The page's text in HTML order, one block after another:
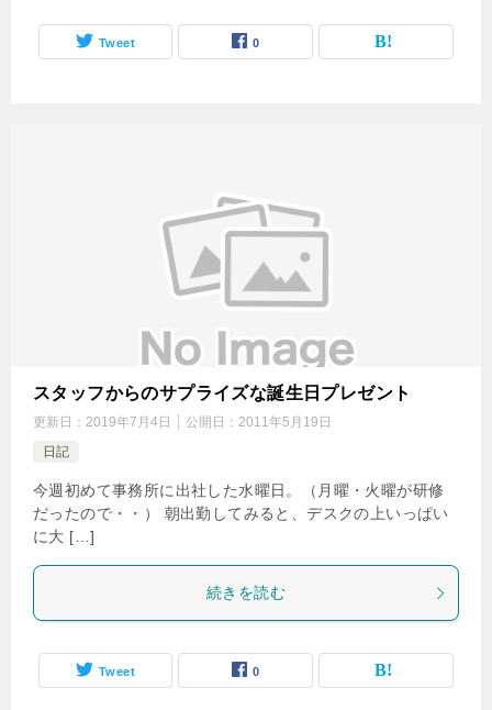
Tweet 0
スタッフからのサプライズな誕生日プレゼント
更新日： 2019年7月4日 公開日： 2011年5月19日
日記
今週初めて事務所に出社した水曜日。（月曜・火曜が研修
だったので・・） 朝出勤してみると、デスクの上いっぱい
に大 […]
続きを読む
Tweet 0